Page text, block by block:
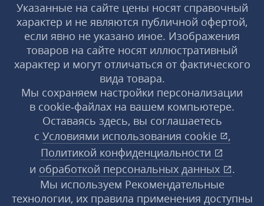
Указанные на сайте цены носят справочный
характер и не являются публичной офертой,
если явно не указано иное. Изображения
товаров на сайте носят иллюстративный
характер и могут отличаться от фактического
вида товара.
Мы сохраняем настройки персонализации
в cookie‑файлах на вашем компьютере.
Оставаясь здесь, вы соглашаетесь
с Условиями использования cookie
,
Политикой конфиденциальности
и обработкой персональных данных
.
Мы используем Рекомендательные
технологии, их правила применения доступны